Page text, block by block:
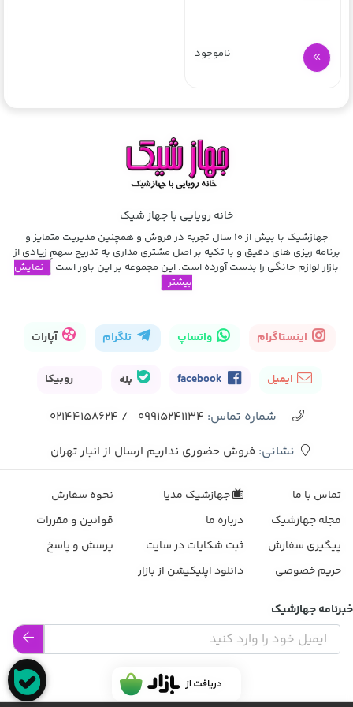
ناموجود
خانه رویایی با جهاز شیک
جهازشیک با بیش از 10 سال تجربه در فروش و همچنین مدیریت متمایز و
برنامه ریزی های دقیق و با تکیه بر اصل مشتری مداری به تدریج سهمِ زیادی از
بازار لوازم خانگی را بدست آورده است. این مجموعه بر این باور است
نمایش
بیشتر
اینستاگرام واتساپ تلگرام آپارات
ایمیل بله روبیکا
شماره تماس‌: 09915241134
/
02144158624
نشانی: فروش حضوری نداریم ارسال از انبار تهران
تماس با ما جهازشیک مدیا
نحوه سفارش
مجله جهازشیک
درباره ما
قوانین و مقررات
پیگیری سفارش
ثبت شکایات در سایت
پرسش و پاسخ
حریم خصوصی
دانلود اپلیکیشن از بازار
خبرنامه جهازشیک